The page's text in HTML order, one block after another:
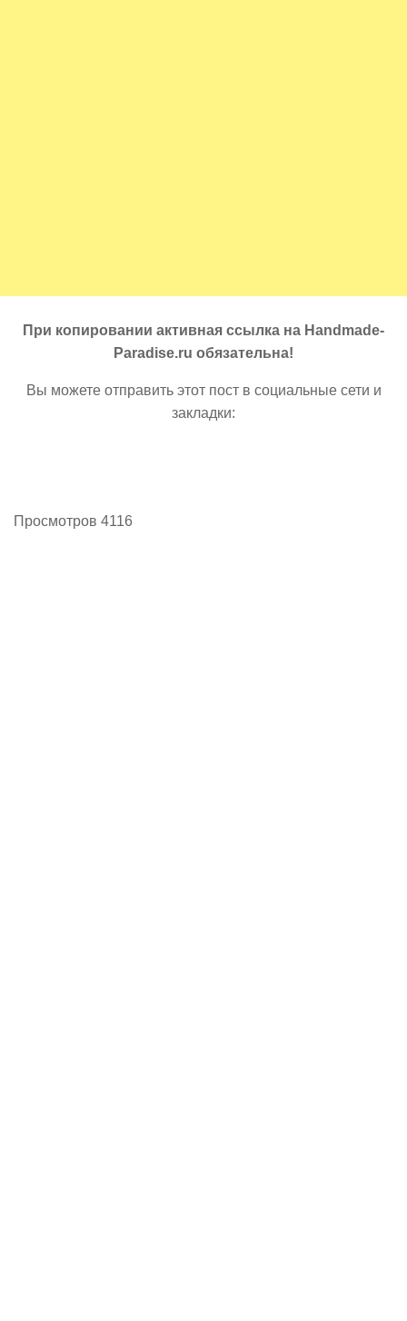
При копировании активная ссылка на Handmade-
Paradise.ru обязательна!
Вы можете отправить этот пост в социальные сети и
закладки:
Просмотров 4116